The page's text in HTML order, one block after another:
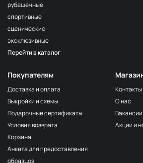
рубашечные
спортивные
сценические
эксклюзивные
Перейти в каталог
Покупателям
Доставка и оплата
Выкройки и схемы
Подарочные сертификаты
Условия возврата
Корзина
Анкета для предоставления
образцов
Контакты
О нас
Вакансии
Акции и